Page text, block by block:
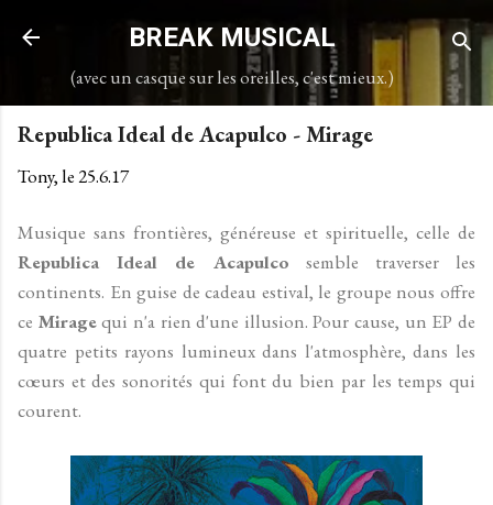
Accéder au contenu principal
BREAK MUSICAL
(avec un casque sur les oreilles, c'est mieux.)
Republica Ideal de Acapulco - Mirage
Tony, le25.6.17
Musique sans frontières, généreuse et spirituelle, celle de
Republica Ideal de Acapulco semble traverser les
continents. En guise de cadeau estival, le groupe nous offre
ce Miragequi n'a rien d'une illusion. Pour cause, un EP de
quatre petits rayons lumineux dans l'atmosphère, dans les
cœurs et des sonorités qui font du bien par les temps qui
courent.